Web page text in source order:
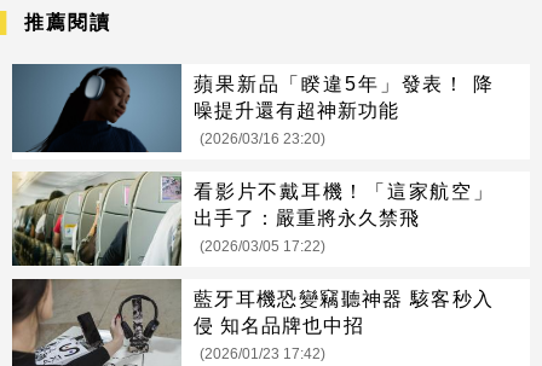
推薦閱讀
蘋果新品「睽違5年」發表！ 降
噪提升還有超神新功能
(2026/03/16 23:20)
看影片不戴耳機！「這家航空」
出手了：嚴重將永久禁飛
(2026/03/05 17:22)
藍牙耳機恐變竊聽神器 駭客秒入
侵 知名品牌也中招
(2026/01/23 17:42)